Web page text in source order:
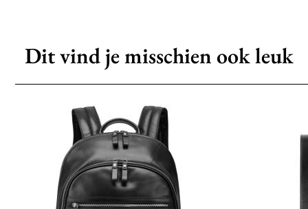
Dit vind je misschien ook leuk